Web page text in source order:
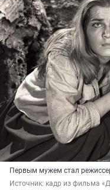
Первым мужем стал
Источник: кадр из фильма